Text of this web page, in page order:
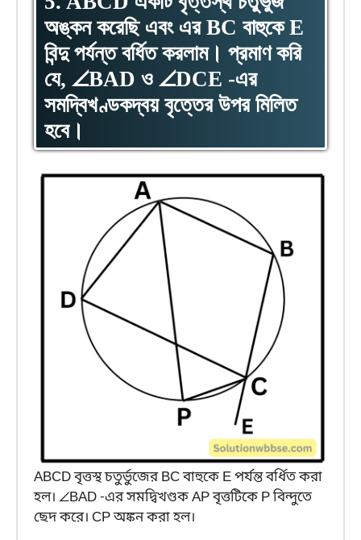
অঙ্কন করেছি এবং এর BC বাহুকে E
বিন্দু পর্যন্ত বর্ধিত করলাম। প্রমাণ করি
যে, ∠BAD ও ∠DCE -এর
সমদ্বিখণ্ডকদ্বয় বৃত্তের উপর মিলিত
হবে।
ABCD বৃত্তস্থ চতুর্ভুজের BC বাহুকে E পর্যন্ত বর্ধিত করা
হল। ∠BAD -এর সমদ্বিখণ্ডক AP বৃত্তটিকে P বিন্দুতে
ছেদ করে। CP অঙ্কন করা হল।